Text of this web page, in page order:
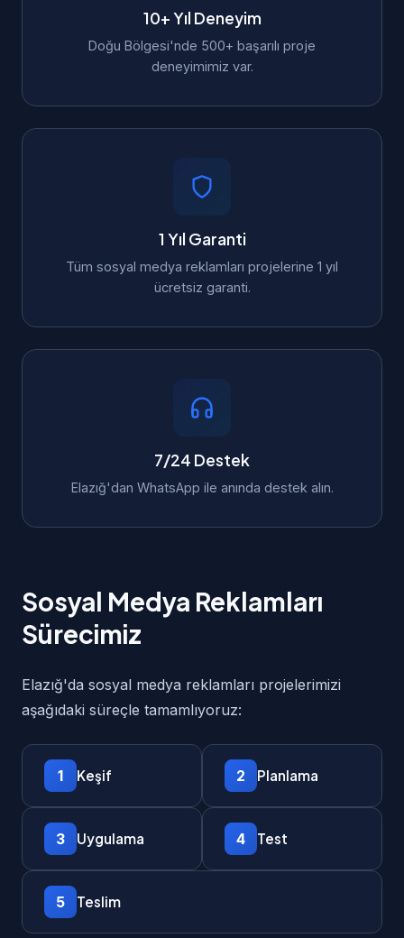
10+ Yıl Deneyim
Doğu Bölgesi'nde 500+ başarılı proje
deneyimimiz var.
1 Yıl Garanti
Tüm sosyal medya reklamları projelerine 1 yıl
ücretsiz garanti.
7/24 Destek
Elazığ'dan WhatsApp ile anında destek alın.
Sosyal Medya Reklamları
Sürecimiz
Elazığ'da sosyal medya reklamları projelerimizi
aşağıdaki süreçle tamamlıyoruz:
1 Keşif 2 Planlama
3 Uygulama 4 Test
5 Teslim